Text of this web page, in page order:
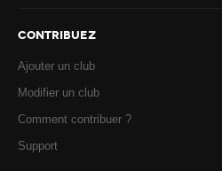
CONTRIBUEZ
Ajouter un club
Modifier un club
Comment contribuer ?
Support